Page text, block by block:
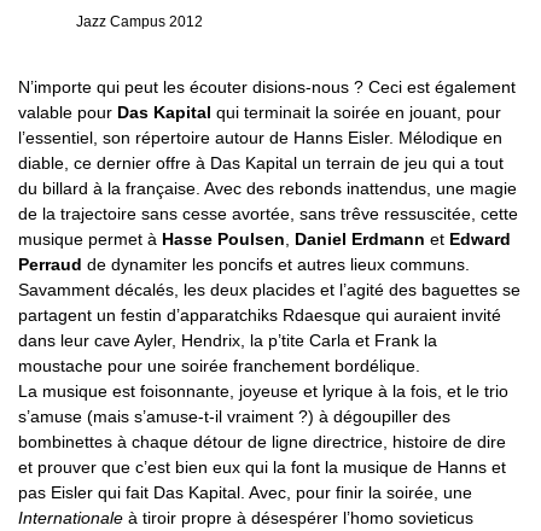
Jazz Campus 2012
N’importe qui peut les écouter disions-nous ? Ceci est également
valable pour Das Kapital qui terminait la soirée en jouant, pour
l’essentiel, son répertoire autour de Hanns Eisler. Mélodique en
diable, ce dernier offre à Das Kapital un terrain de jeu qui a tout
du billard à la française. Avec des rebonds inattendus, une magie
de la trajectoire sans cesse avortée, sans trêve ressuscitée, cette
musique permet à Hasse Poulsen Daniel Erdmann et Edward
Perraud de dynamiter les poncifs et autres lieux communs.
Savamment décalés, les deux placides et l’agité des baguettes se
partagent un festin d’apparatchiks Rdaesque qui auraient invité
dans leur cave Ayler, Hendrix, la p’tite Carla et Frank la
moustache pour une soirée franchement bordélique.
La musique est foisonnante, joyeuse et lyrique à la fois, et le trio
s’amuse (mais s’amuse-t-il vraiment ?) à dégoupiller des
bombinettes à chaque détour de ligne directrice, histoire de dire
et prouver que c’est bien eux qui la font la musique de Hanns et
pas Eisler qui fait Das Kapital. Avec, pour finir la soirée, une
Internationale à tiroir propre à désespérer l’homo sovieticus